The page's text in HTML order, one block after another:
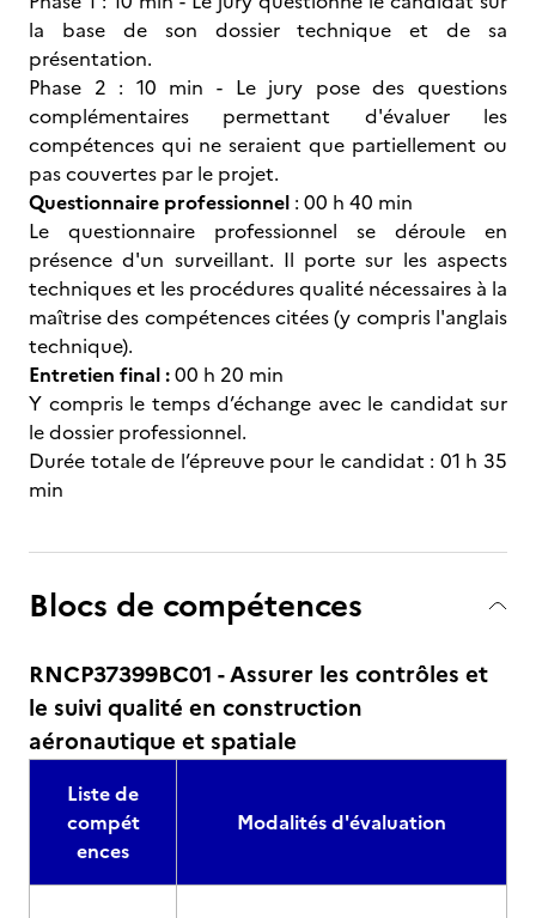
la base de son dossier technique et de sa
présentation.
Phase 2 : 10 min - Le jury pose des questions
complémentaires permettant d'évaluer les
compétences qui ne seraient que partiellement ou
pas couvertes par le projet.
Questionnaire professionnel : 00 h 40 min
Le questionnaire professionnel se déroule en
présence d'un surveillant. Il porte sur les aspects
techniques et les procédures qualité nécessaires à la
maîtrise des compétences citées (y compris l'anglais
technique).
Entretien final :00 h 20 min
Y compris le temps d’échange avec le candidat sur
le dossier professionnel.
Durée totale de l’épreuve pour le candidat : 01 h 35
min
Blocs de compétences
RNCP37399BC01 - Assurer les contrôles et
le suivi qualité en construction
aéronautique et spatiale
Liste de
compét
ences
Modalités d'évaluation